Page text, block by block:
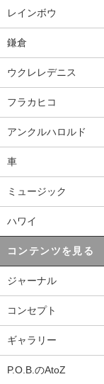
レインボウ
鎌倉
ウクレレデニス
フラカヒコ
アンクルハロルド
車
ミュージック
ハワイ
コンテンツを見る
ジャーナル
コンセプト
ギャラリー
P.O.B.のAtoZ